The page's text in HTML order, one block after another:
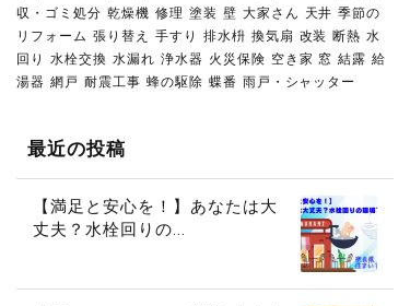
収・ゴミ処分 乾燥機 修理 塗装 壁 大家さん 天井 季節の
リフォーム 張り替え 手すり 排水枡 換気扇 改装 断熱 水
回り
水栓交換 水漏れ 浄水器 火災保険 空き家 窓 結露 給
湯器 網戸 耐震工事 蜂の駆除 蝶番 雨戸・シャッター
最近の投稿
【満足と安心を！】あなたは大
丈夫？水栓回りの...